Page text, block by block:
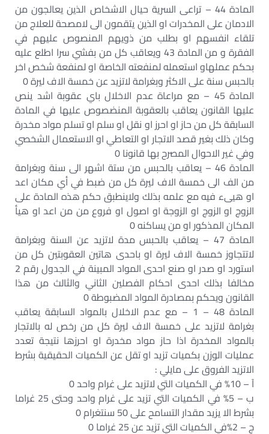
المادة 44 – تراعى السرية حيال الاشخاص الذين يعالجون من
الادمان على المخدرات او الذين يتقمون الى لامصحة للعلاج من
تلقاء انفسهم او بطلب من ذويهم المنصوص عليهم في
الفقرة و من المادة 43 ويعاقب كل من بفشي سرا اطلع عليه
بحكم عملهاو استعمله لمنفعته الخاصة او لمنفعة شخص اخر
بالحبس سنة على الاكثر وبغرامة لاتزيد عن خمسة الاف ليرة 0
المادة 45 – مع مراعاة عدم الاخلال باي عقوبة اشد ينص
عليها القانون يعاقب بالعقوبة المنضصوص عليها في المادة
السابقة كل من حاز او احرز او نقل او سلم او تسلم مواد مخدرة
وكان ذلك بغير قصد الاتجار او التعاطي او الاستعمال الشخصي
وفي غير الاحوال المصرح بها قانونا 0
المادة 46 – يعاقب بالحبس من ستة اشهر الى سنة وبغرامة
من الف الى خمسة الاف ليرة كل من ضبط في أي مكان اعد
او هيىء فيه مع علمه بذلك ولاينطبق حكم هذه المادة على
الزوج او الزوج او الزوجة او اصول او فروع من من اعد او هيأ
المكان المذكور او من يساكنه 0
المادة 47 – يعاقب بالحبس مدة لاتزيد عن السنة وبغرامة
لاتتجاوز خمسة الاف ليرة او باحدى هاتين العقوبتين كل من
استورد او صدر او صنع احدى المواد المبينة في الجدول رقم 2
مخالفا بذلك احدى احكام الفصلين الثاني والثالث من هذا
القانون ويحكم بمصادرة المواد المضبوطة 0
المادة 48 – 1 – مع عدم الاخلال بالمواد السابقة يعاقب
بغرامة لاتزيد على خمسة الاف ليرة كل من رخص له بالاتجار
بالمواد المخدرة اذا حاز مواد مخدرة او احرزها نتيجة تعدد
عمليات الوزن بكميات تزيد او تقل عن الكميات الحقيقية بشرط
الاتزيد الفروق على مايلي :
آ – 10% في الكميات التي لاتزيد على غرام واحد 0
ب – 5% في الكميات التي تزيد على غرام واحد وحتى 25 غراما
بشرط الا يزيد مقدار التسامح على 50 سنتغرام 0
ج – 2%في الكميات التي تزيد عن 25 غراما 0